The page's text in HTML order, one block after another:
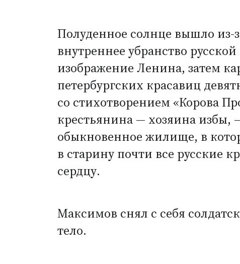
Полуденное солнце вышло из-
внутреннее убранство
изображение Ленина, затем
петербургских красавиц
со стихотворением «Корова
крестьянина — хозяина избы,
обыкновенное жилище, в
в старину почти все русские
сердцу.
Максимов снял с себя
тело.